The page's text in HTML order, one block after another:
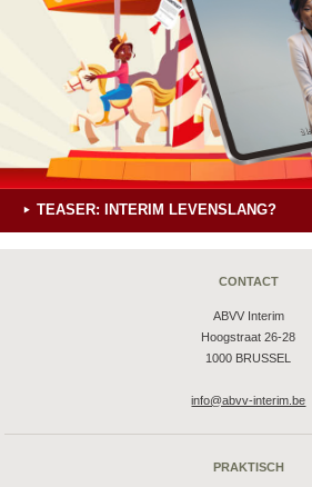
TEASER: INTERIM LEVENSLANG?
CONTACT
ABVV Interim
Hoogstraat 26-28
1000 BRUSSEL
info@abvv-interim.be
PRAKTISCH